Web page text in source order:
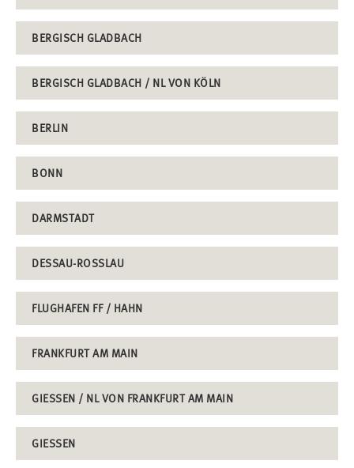
BERGISCH GLADBACH
BERGISCH GLADBACH / NL VON KÖLN
BERLIN
BONN
DARMSTADT
DESSAU-ROSSLAU
FLUGHAFEN FF / HAHN
FRANKFURT AM MAIN
GIESSEN / NL VON FRANKFURT AM MAIN
GIESSEN